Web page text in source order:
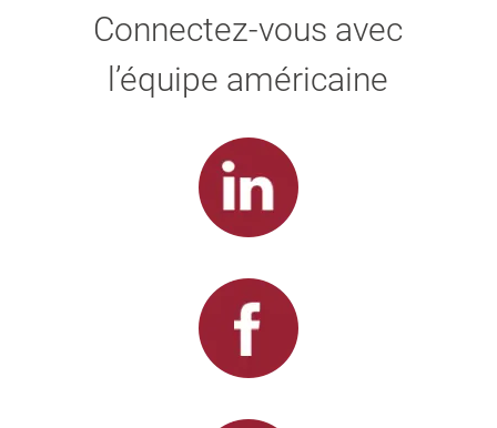
Connectez-vous avec
l’équipe américaine